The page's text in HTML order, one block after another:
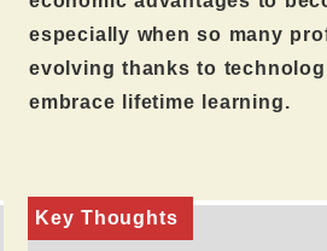
especially when so many
evolving thanks to
embrace lifetime learning.
Key Thoughts